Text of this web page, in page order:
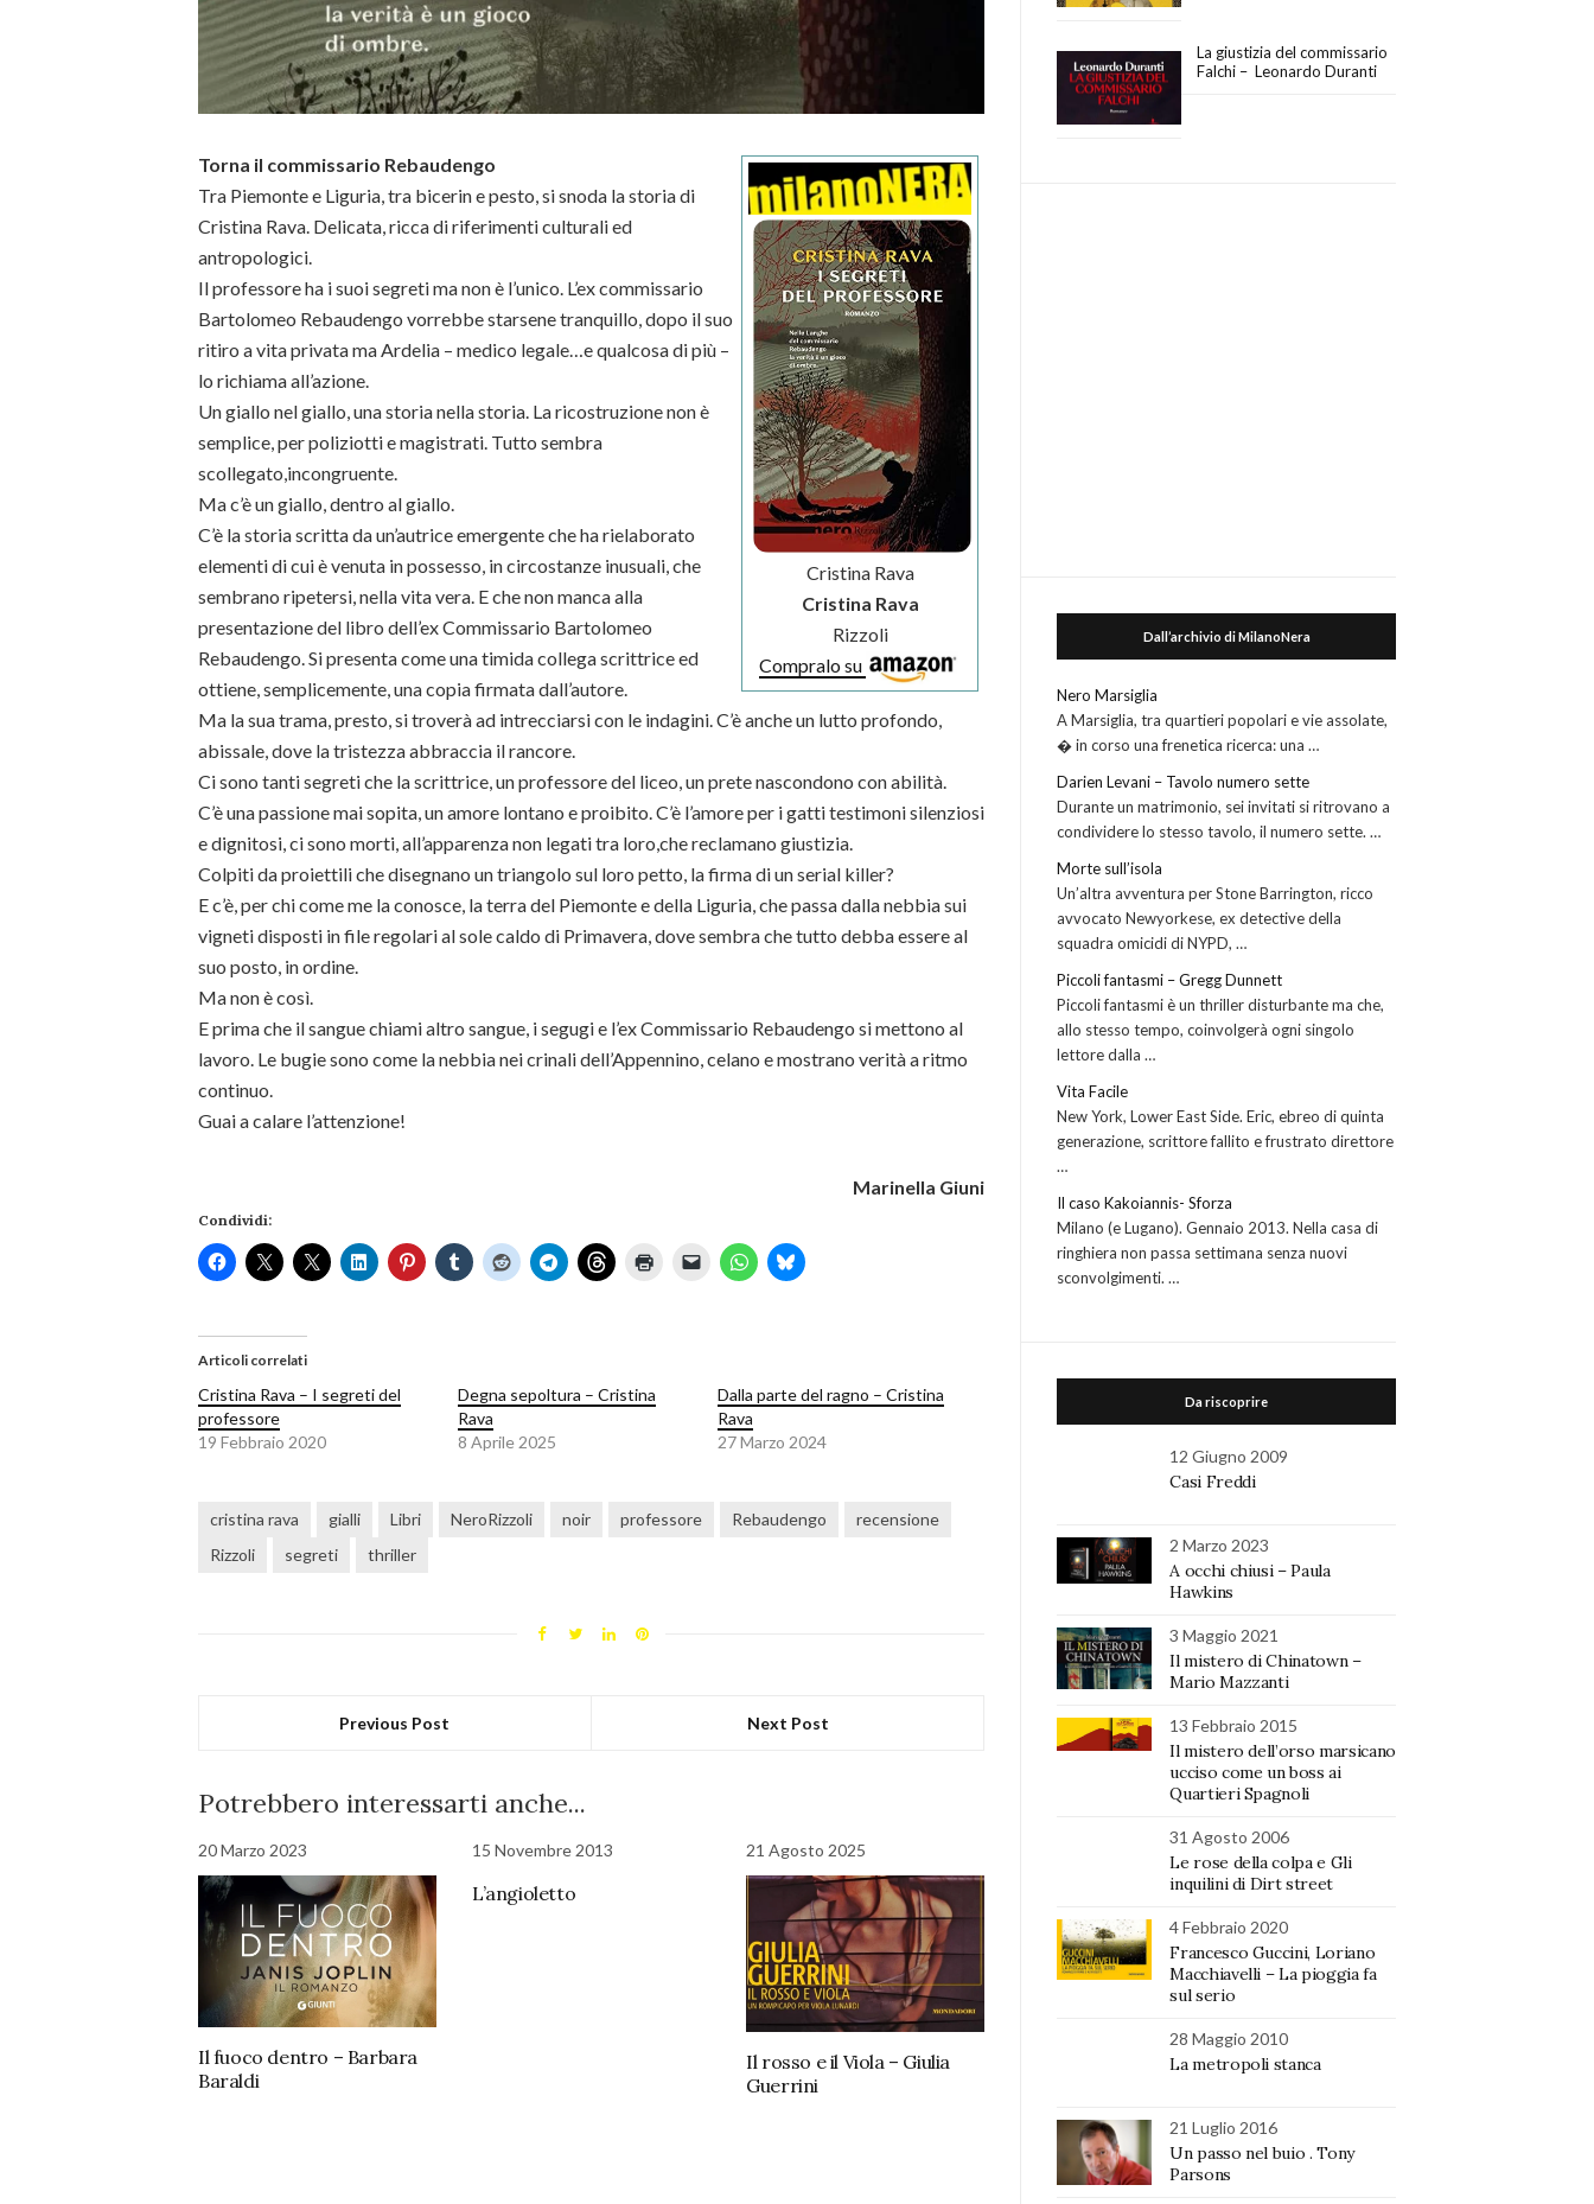
Cristina Rava
Cristina Rava
Rizzoli
Compralo su
Torna il commissario Rebaudengo
Tra Piemonte e Liguria, tra bicerin e pesto, si snoda la storia di
Cristina Rava. Delicata, ricca di riferimenti culturali ed
antropologici.
Il professore ha i suoi segreti ma non è l’unico. L’ex commissario
Bartolomeo Rebaudengo vorrebbe starsene tranquillo, dopo il suo
ritiro a vita privata ma Ardelia – medico legale…e qualcosa di più –
lo richiama all’azione.
Un giallo nel giallo, una storia nella storia. La ricostruzione non è
semplice, per poliziotti e magistrati. Tutto sembra
scollegato,incongruente.
Ma c’è un giallo, dentro al giallo.
C’è la storia scritta da un’autrice emergente che ha rielaborato
elementi di cui è venuta in possesso, in circostanze inusuali, che
sembrano ripetersi, nella vita vera. E che non manca alla
presentazione del libro dell’ex Commissario Bartolomeo
Rebaudengo. Si presenta come una timida collega scrittrice ed
ottiene, semplicemente, una copia firmata dall’autore.
Ma la sua trama, presto, si troverà ad intrecciarsi con le indagini. C’è anche un lutto profondo,
abissale, dove la tristezza abbraccia il rancore.
Ci sono tanti segreti che la scrittrice, un professore del liceo, un prete nascondono con abilità.
C’è una passione mai sopita, un amore lontano e proibito. C’è l’amore per i gatti testimoni silenziosi
e dignitosi, ci sono morti, all’apparenza non legati tra loro,che reclamano giustizia.
Colpiti da proiettili che disegnano un triangolo sul loro petto, la firma di un serial killer?
E c’è, per chi come me la conosce, la terra del Piemonte e della Liguria, che passa dalla nebbia sui
vigneti disposti in file regolari al sole caldo di Primavera, dove sembra che tutto debba essere al
suo posto, in ordine.
Ma non è così.
E prima che il sangue chiami altro sangue, i segugi e l’ex Commissario Rebaudengo si mettono al
lavoro. Le bugie sono come la nebbia nei crinali dell’Appennino, celano e mostrano verità a ritmo
continuo.
Guai a calare l’attenzione!
Marinella Giuni
Condividi:
Articoli correlati
Cristina Rava – I segreti del
professore
19 Febbraio 2020
Degna sepoltura – Cristina
Rava
8 Aprile 2025
Dalla parte del ragno – Cristina
Rava
27 Marzo 2024
cristina rava gialli Libri NeroRizzoli noir professore Rebaudengo
recensione
Rizzoli
segreti thriller
Previous Post Next Post
Potrebbero interessarti anche...
20 Marzo 2023
Il fuoco dentro – Barbara
Baraldi
15 Novembre 2013
L’angioletto
21 Agosto 2025
Il rosso e il Viola – Giulia
Guerrini
La giustizia del commissario
Falchi – Leonardo Duranti
Dall’archivio di MilanoNera
Nero Marsiglia
A Marsiglia, tra quartieri popolari e vie assolate,
� in corso una frenetica ricerca: una …
Darien Levani – Tavolo numero sette
Durante un matrimonio, sei invitati si ritrovano a
condividere lo stesso tavolo, il numero sette. …
Morte sull’isola
Un’altra avventura per Stone Barrington, ricco
avvocato Newyorkese, ex detective della
squadra omicidi di NYPD, …
Piccoli fantasmi – Gregg Dunnett
Piccoli fantasmi è un thriller disturbante ma che,
allo stesso tempo, coinvolgerà ogni singolo
lettore dalla …
Vita Facile
New York, Lower East Side. Eric, ebreo di quinta
generazione, scrittore fallito e frustrato direttore
…
Il caso Kakoiannis- Sforza
Milano (e Lugano). Gennaio 2013. Nella casa di
ringhiera non passa settimana senza nuovi
sconvolgimenti. …
Da riscoprire
12 Giugno 2009
Casi Freddi
2 Marzo 2023
A occhi chiusi – Paula
Hawkins
3 Maggio 2021
Il mistero di Chinatown –
Mario Mazzanti
13 Febbraio 2015
Il mistero dell’orso marsicano
ucciso come un boss ai
Quartieri Spagnoli
31 Agosto 2006
Le rose della colpa e Gli
inquilini di Dirt street
4 Febbraio 2020
Francesco Guccini, Loriano
Macchiavelli – La pioggia fa
sul serio
28 Maggio 2010
La metropoli stanca
21 Luglio 2016
Un passo nel buio . Tony
Parsons